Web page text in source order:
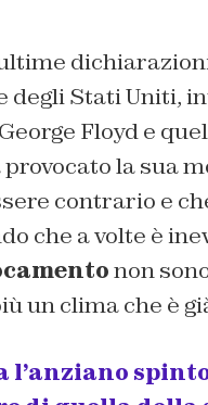
degli Stati Uniti,
Floyd e
la sua
contrario e
che a volte è
non
un clima che è
l’anziano